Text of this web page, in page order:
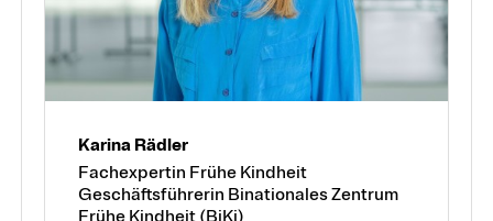
Karina Rädler
Fachexpertin Frühe Kindheit
Geschäftsführerin Binationales Zentrum
Frühe Kindheit (BiKi)